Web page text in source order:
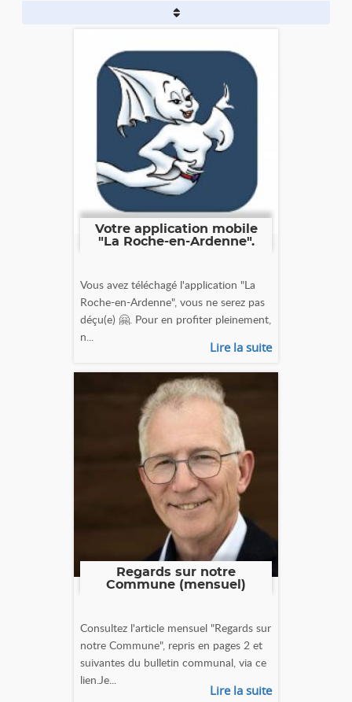
Votre application mobile
"La Roche-en-Ardenne".
Vous avez téléchagé l'application "La
Roche-en-Ardenne", vous ne serez pas
déçu(e) 🤗. Pour en profiter pleinement,
n...
Lire la suite
Regards sur notre
Commune (mensuel)
Consultez l'article mensuel "Regards sur
notre Commune", repris en pages 2 et
suivantes du bulletin communal, via ce
lien.Je...
Lire la suite